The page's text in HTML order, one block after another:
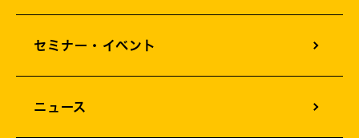
セミナー・イベント
ニュース